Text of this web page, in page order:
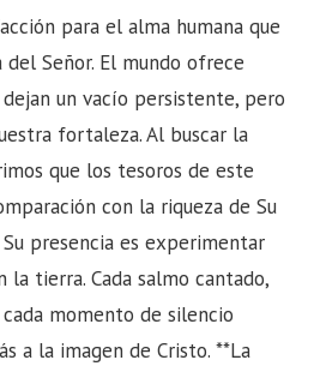
para el alma humana que
Señor. El mundo ofrece
un vacío persistente, pero
fortaleza. Al buscar la
que los tesoros de este
con la riqueza de Su
presencia es experimentar
tierra. Cada salmo cantado,
momento de silencio
a la imagen de Cristo. **La